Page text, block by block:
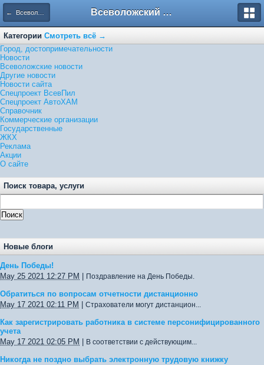
← Всеволожские новости Всеволожский форум
Категории Смотреть всё →
Город, достопримечательности
Новости
Всеволожские новости
Другие новости
Новости сайта
Спецпроект ВсевПил
Спецпроект АвтоХАМ
Справочник
Коммерческие организации
Государственные
ЖКХ
Реклама
Акции
О сайте
Поиск товара, услуги
Новые блоги
День Победы!
May 25 2021 12:27 PM
Поздравление на День Победы.
Обратиться по вопросам отчетности дистанционно
May 17 2021 02:11 PM
Страхователи могут дистанцион...
Как зарегистрировать работника в системе персонифицированного
учета
May 17 2021 02:05 PM
В соответствии с действующим...
Никогда не поздно выбрать электронную трудовую книжку